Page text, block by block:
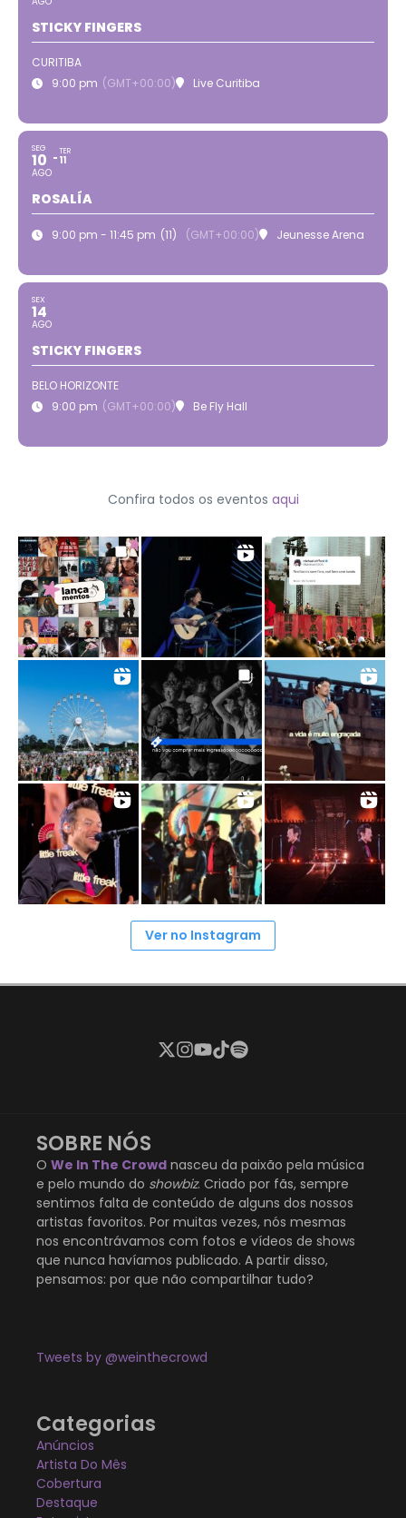
STICKY FINGERS
CURITIBA
9:00 pm (GMT+00:00) Live Curitiba
SEG
10
AGO
TER
11
ROSALÍA
9:00 pm - 11:45 pm (11) (GMT+00:00) Jeunesse Arena
SEX
14
AGO
STICKY FINGERS
BELO HORIZONTE
9:00 pm (GMT+00:00) Be Fly Hall
Confira todos os eventos aqui
Ver no Instagram
SOBRE NÓS
O We In The Crowd nasceu da paixão pela música
e pelo mundo do showbiz. Criado por fãs, sempre
sentimos falta de conteúdo de alguns dos nossos
artistas favoritos. Por muitas vezes, nós mesmas
nos encontrávamos com fotos e vídeos de shows
que nunca havíamos publicado. A partir disso,
pensamos: por que não compartilhar tudo?
Tweets by @weinthecrowd
Categorias
Anúncios
Artista Do Mês
Cobertura
Destaque